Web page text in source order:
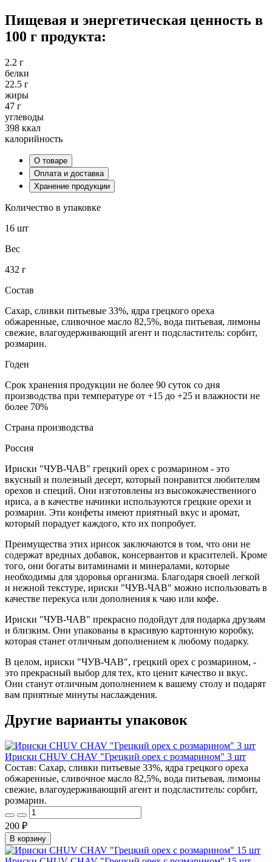
Пищевая и энергетическая ценность в
100 г продукта:
2.2 г
белки
22.5 г
жиры
47 г
углеводы
398 ккал
калорийность
О товаре
Оплата и доставка
Хранение продукции
Количество в упаковке
16 шт
Вес
432 г
Состав
Сахар, сливки питьевые 33%, ядра грецкого ореха
обжаренные, сливочное масло 82,5%, вода питьевая, лимоны
свежие, влагоудерживающий агент и подсластитель: сорбит,
розмарин.
Годен
Срок хранения продукции не более 90 суток со дня
производства при температуре от +15 до +25 и влажности не
более 70%
Страна производства
Россия
Ириски "ЧУВ-ЧАВ" грецкий орех с розмарином - это
вкусный и полезный десерт, который понравится любителям
орехов и специй. Они изготовлены из высококачественного
ириса, а в качестве начинки используются грецкие орехи и
розмарин. Эти конфеты имеют приятный вкус и аромат,
который порадует каждого, кто их попробует.
Преимущества этих ирисок заключаются в том, что они не
содержат вредных добавок, консервантов и красителей. Кроме
того, они богаты витаминами и минералами, которые
необходимы для здоровья организма. Благодаря своей легкой
и нежной текстуре, ириски "ЧУВ-ЧАВ" можно использовать в
качестве перекуса или дополнения к чаю или кофе.
Ириски "ЧУВ-ЧАВ" прекрасно подойдут для подарка друзьям
и близким. Они упакованы в красивую картонную коробку,
которая станет отличным дополнением к любому подарку.
В целом, ириски "ЧУВ-ЧАВ", грецкий орех с розмарином, -
это прекрасный выбор для тех, кто ценит качество и вкус.
Они станут отличным дополнением к вашему столу и подарят
вам приятные минуты наслаждения.
Другие варианты упаковок
Ириски CHUV CHAV "Грецкий орех с розмарином" 3 шт
Состав: Сахар, сливки питьевые 33%, ядра грецкого ореха
обжаренные, сливочное масло 82,5%, вода питьевая, лимоны
свежие, влагоудерживающий агент и подсластитель: сорбит,
розмарин.
200 ₽
В корзину